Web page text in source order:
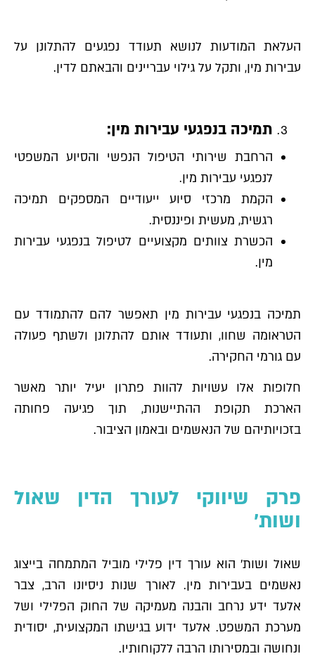
העלאת המודעות לנושא תעודד נפגעים להתלונן על
עבירות מין, ותקל על גילוי עבריינים והבאתם לדין.
תמיכה בנפגעי עבירות מין:
הרחבת שירותי הטיפול הנפשי והסיוע המשפטי
לנפגעי עבירות מין.
הקמת מרכזי סיוע ייעודיים המספקים תמיכה
רגשית, מעשית ופיננסית.
הכשרת צוותים מקצועיים לטיפול בנפגעי עבירות
מין.
תמיכה בנפגעי עבירות מין תאפשר להם להתמודד עם
הטראומה שחוו, ותעודד אותם להתלונן ולשתף פעולה
עם גורמי החקירה.
חלופות אלו עשויות להוות פתרון יעיל יותר מאשר
הארכת תקופת ההתיישנות, תוך פגיעה פחותה
בזכויותיהם של הנאשמים ובאמון הציבור.
פרק שיווקי לעורך הדין שאול
ושות׳
שאול ושות׳ הוא עורך דין פלילי מוביל המתמחה בייצוג
נאשמים בעבירות מין. לאורך שנות ניסיונו הרב, צבר
אלעד ידע נרחב והבנה מעמיקה של החוק הפלילי ושל
מערכת המשפט. אלעד ידוע בגישתו המקצועית, יסודית
ונחושה ובמסירותו הרבה ללקוחותיו.